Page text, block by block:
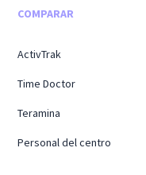
COMPARAR
ActivTrak
Time Doctor
Teramina
Personal del centro